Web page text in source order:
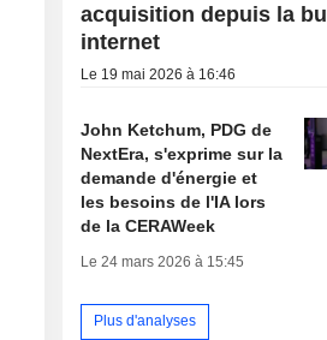
acquisition depuis la
internet
Le 19 mai 2026 à 16:46
John Ketchum, PDG de
NextEra, s'exprime sur la
demande d'énergie et
les besoins de l'IA lors
de la CERAWeek
Le 24 mars 2026 à 15:45
Plus d'analyses